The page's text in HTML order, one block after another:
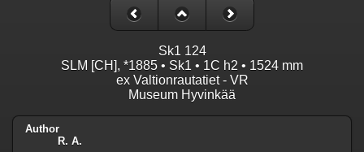
Sk1 124
SLM [CH], *1885 • Sk1 • 1C h2 • 1524 mm
ex Valtionrautatiet - VR
Museum Hyvinkää
Author
R. A.